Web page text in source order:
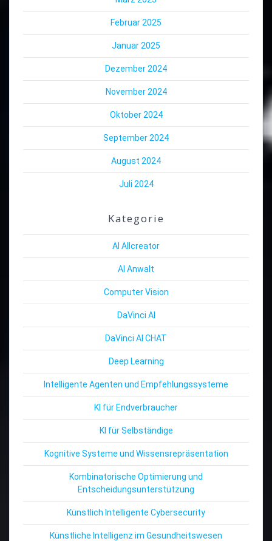
Februar 2025
Januar 2025
Dezember 2024
November 2024
Oktober 2024
September 2024
August 2024
Juli 2024
Kategorie
AI Allcreator
AI Anwalt
Computer Vision
DaVinci AI
DaVinci AI CHAT
Deep Learning
Intelligente Agenten und Empfehlungssysteme
KI für Endverbraucher
KI für Selbständige
Kognitive Systeme und Wissensrepräsentation
Kombinatorische Optimierung und
Entscheidungsunterstützung
Künstlich Intelligente Cybersecurity
Künstliche Intelligenz im Gesundheitswesen